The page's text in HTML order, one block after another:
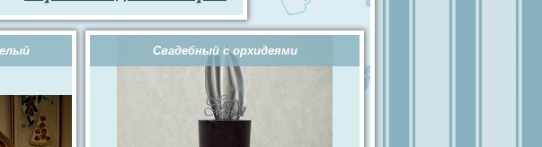
Свадебный с орхидеями